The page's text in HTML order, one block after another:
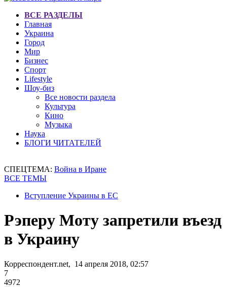
ВСЕ РАЗДЕЛЫ
Главная
Украина
Город
Мир
Бизнес
Спорт
Lifestyle
Шоу-биз
Все новости раздела
Культура
Кино
Музыка
Наука
БЛОГИ ЧИТАТЕЛЕЙ
СПЕЦТЕМА: Война в Иране
ВСЕ ТЕМЫ
Вступление Украины в ЕС
Рэперу Моту запретили въезд
в Украину
Корреспондент.net, 14 апреля 2018, 02:57
7
4972